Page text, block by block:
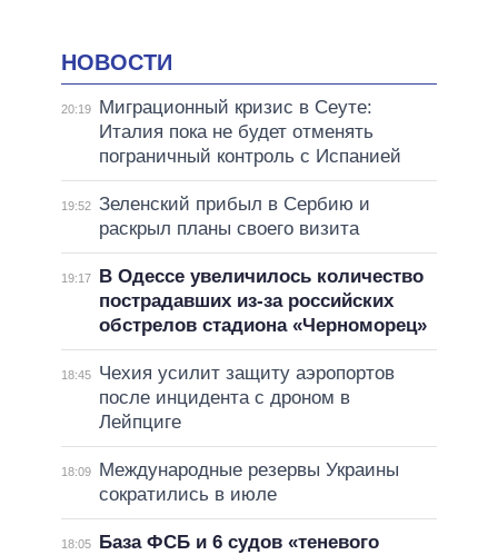
НОВОСТИ
20:19
Миграционный кризис в Сеуте:
Италия пока не будет отменять
пограничный контроль с Испанией
19:52 Зеленский прибыл в Сербию и
раскрыл планы своего визита
19:17
В Одессе увеличилось количество
пострадавших из-за российских
обстрелов стадиона «Черноморец»
18:45
Чехия усилит защиту аэропортов
после инцидента с дроном в
Лейпциге
18:09
Международные резервы Украины
сократились в июле
18:05
База ФСБ и 6 судов «теневого